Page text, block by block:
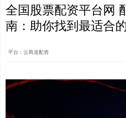
全国股票配资平台网
南：助你找到最适合
平台：云商道配资